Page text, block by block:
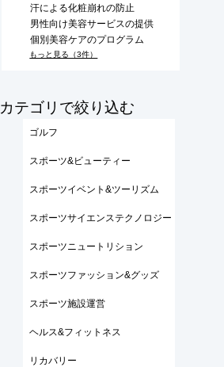
汗による化粧崩れの防止
男性向け美容サービスの提供
個別美容ケアのプログラム
もっと見る（3件）
​カテゴリで絞り込む
ゴルフ
スポーツ&ビューティー
スポーツイベント&ツーリズム
スポーツサイエンステクノロジー
スポーツニュートリション
スポーツファッション&グッズ
スポーツ施設運営
ヘルス&フィットネス
リカバリー